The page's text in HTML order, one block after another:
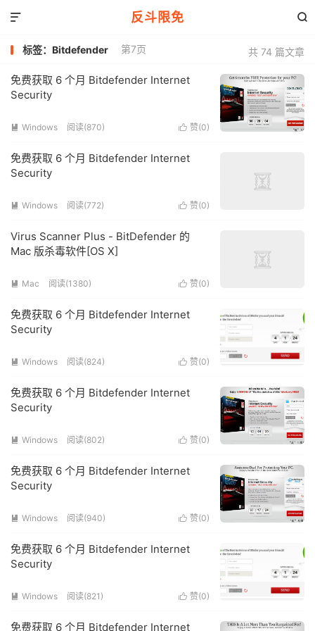
反斗限免 

共 74 篇文章
标签：Bitdefender 第7页
免费获取 6 个月 Bitdefender Internet
Security
 赞(0)
 Windows 阅读(870)
免费获取 6 个月 Bitdefender Internet
Security
 赞(0)
 Windows 阅读(772)
Virus Scanner Plus - BitDefender 的
Mac 版杀毒软件[OS X]
 赞(0)
 Mac 阅读(1380)
免费获取 6 个月 Bitdefender Internet
Security
 赞(0)
 Windows 阅读(824)
免费获取 6 个月 Bitdefender Internet
Security
 赞(0)
 Windows 阅读(802)
免费获取 6 个月 Bitdefender Internet
Security
 赞(0)
 Windows 阅读(940)
免费获取 6 个月 Bitdefender Internet
Security
 赞(0)
 Windows 阅读(821)
免费获取 6 个月 Bitdefender Internet